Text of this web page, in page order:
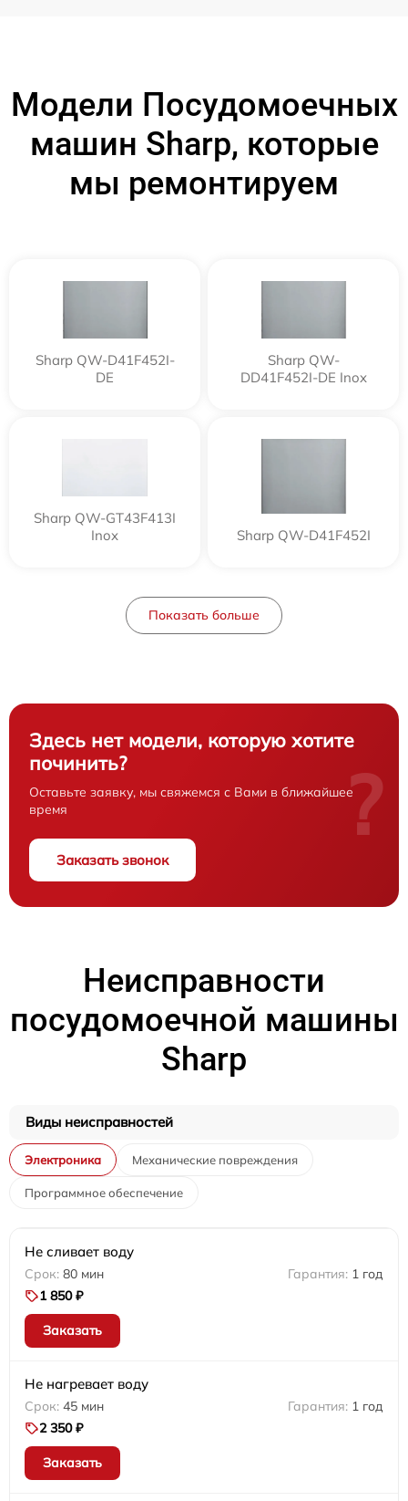
Модели Посудомоечных
машин Sharp, которые
мы ремонтируем
Sharp QW-D41F452I-
DE
Sharp QW-
DD41F452I-DE Inox
Sharp QW-GT43F413I
Inox
Sharp QW-D41F452I
Показать больше
Здесь нет модели, которую хотите
починить?
Оставьте заявку, мы свяжемся с Вами в ближайшее
время
Заказать звонок
?
Неисправности
посудомоечной машины
Sharp
Виды неисправностей
Электроника Механические повреждения
Программное обеспечение
Не сливает воду
80 мин
1 год
1 850 ₽
Заказать
Не нагревает воду
45 мин
1 год
2 350 ₽
Заказать